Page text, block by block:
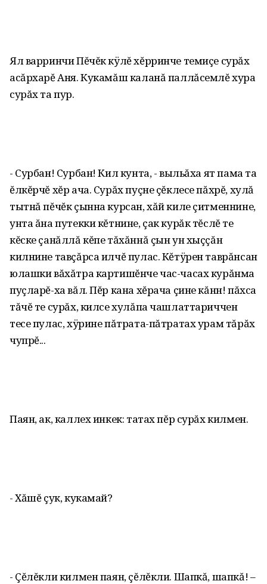
Ял варринчи Пĕчĕк кÿлĕ хĕрринче темиçе сурăх
асăрхарĕ Аня. Кукамăш каланă паллăсемлĕ хура
сурăх та пур.
- Сурбан! Сурбан! Кил кунта, - выльăха ят пама та
ĕлкĕрчĕ хĕр ача. Сурăх пуçне çĕклесе пăхрĕ, хулă
тытнă пĕчĕк çынна курсан, хăй киле çитменнине,
унта ăна путекки кĕтнине, çак курăк тĕслĕ те
кĕске çанăллă кĕпе тăхăннă çын ун хыççăн
килнине тавçăрса илчĕ пулас. Кĕтÿрен таврăнсан
юлашки вăхăтра картишĕнче час-часах курăнма
пуçларĕ-ха вăл. Пĕр кана хĕрача çине кăнн! пăхса
тăчĕ те сурăх, килсе хулăпа чашлаттариччен
тесе пулас, хÿрине пăтрата-пăтратах урам тăрăх
чупрĕ...
Паян, ак, каллех инкек: татах пĕр сурăх килмен.
- Хăшĕ çук, кукамай?
- Çĕлĕкли килмен паян, çĕлĕкли. Шапкă, шапкă! –